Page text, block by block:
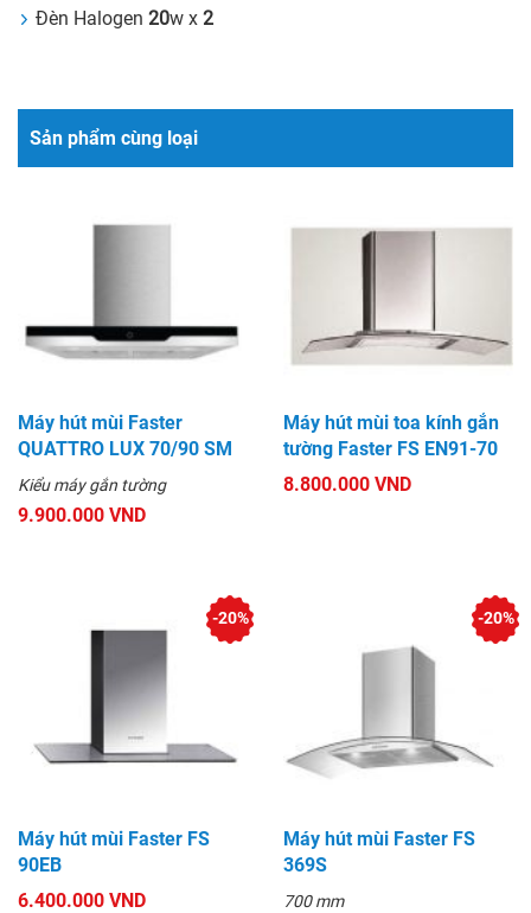
Đèn Halogen 20w x 2
Sản phẩm cùng loại
Máy hút mùi Faster
QUATTRO LUX 70/90 SM
Kiểu máy gắn tường
9.900.000 VND
Máy hút mùi toa kính gắn
tường Faster FS EN91-70
8.800.000 VND
Máy hút mùi Faster FS
90EB
6.400.000 VND
-20%
Máy hút mùi Faster FS
369S
700 mm
-20%